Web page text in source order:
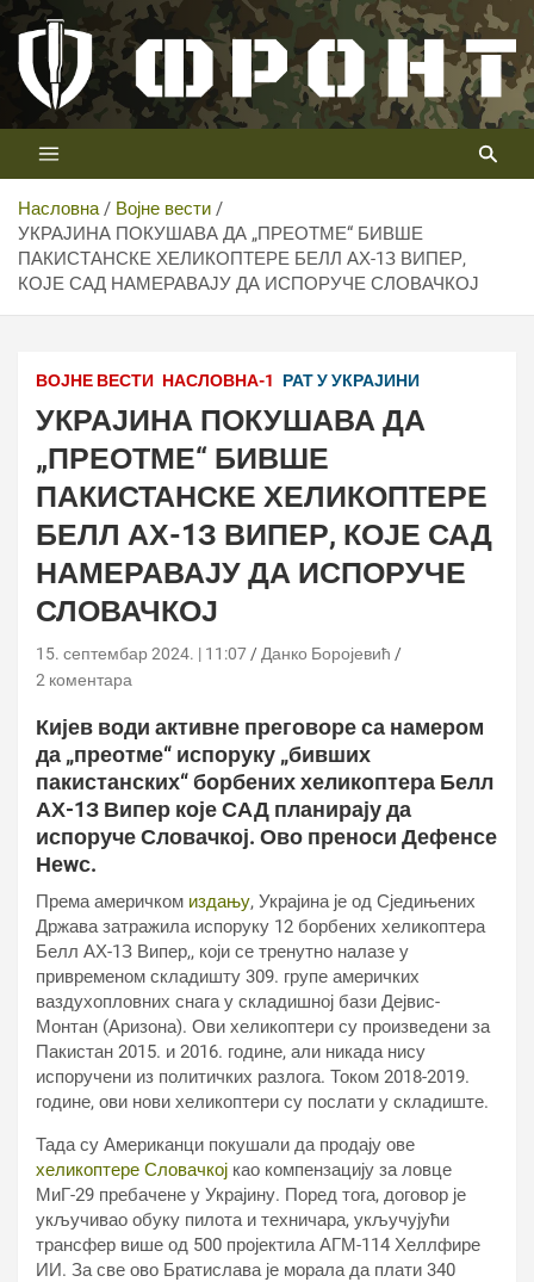
Скип
цонтент
Телевизија ФРОНТ
Први војни канал у Србији
Насловна
Војне вести
УКРАЈИНА ПОКУШАВА ДА „ПРЕОТМЕ“ БИВШЕ
ПАКИСТАНСКЕ ХЕЛИКОПТЕРЕ БЕЛЛ АХ-1З ВИПЕР,
КОЈЕ САД НАМЕРАВАЈУ ДА ИСПОРУЧЕ СЛОВАЧКОЈ
ВОЈНЕ ВЕСТИ НАСЛОВНА-1 РАТ У УКРАЈИНИ
УКРАЈИНА ПОКУШАВА ДА
„ПРЕОТМЕ“ БИВШЕ
ПАКИСТАНСКЕ ХЕЛИКОПТЕРЕ
БЕЛЛ АХ-1З ВИПЕР, КОЈЕ САД
НАМЕРАВАЈУ ДА ИСПОРУЧЕ
СЛОВАЧКОЈ
15. септембар 2024. | 11:07
Данко Боројевић
2 коментара
Кијев води активне преговоре са намером
да „преотме“ испоруку „бивших
пакистанских“ борбених хеликоптера Белл
АХ-1З Випер које САД планирају да
испоруче Словачкој. Ово преноси Дефенсе
Неwс.
Према америчком издању, Украјина је од Сједињених
Држава затражила испоруку 12 борбених хеликоптера
Белл АХ-1З Випер,, који се тренутно налазе у
привременом складишту 309. групе америчких
ваздухопловних снага у складишној бази Дејвис-
Монтан (Аризона). Ови хеликоптери су произведени за
Пакистан 2015. и 2016. године, али никада нису
испоручени из политичких разлога. Током 2018-2019.
године, ови нови хеликоптери су послати у складиште.
Тада су Американци покушали да продају ове
хеликоптере Словачкој као компензацију за ловце
МиГ-29 пребачене у Украјину. Поред тога, договор је
укључивао обуку пилота и техничара, укључујући
трансфер више од 500 пројектила АГМ-114 Хеллфире
ИИ. За све ово Братислава је морала да плати 340